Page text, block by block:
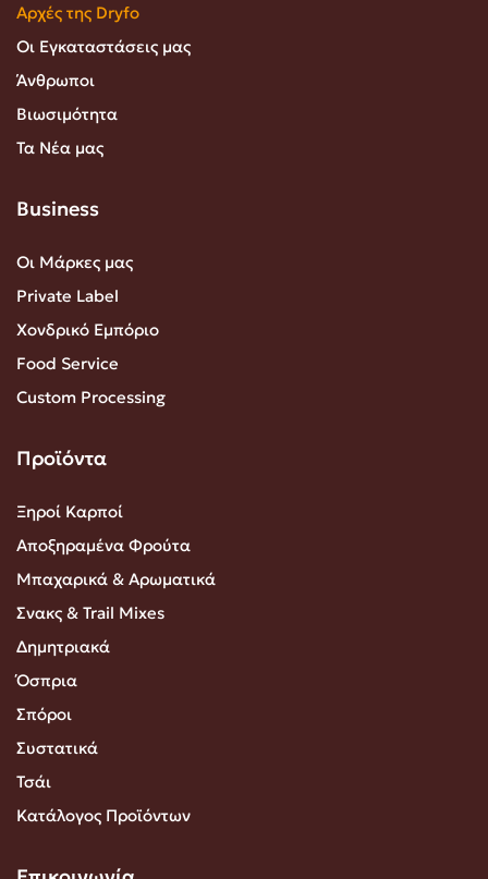
Αρχές της Dryfo
Οι Εγκαταστάσεις μας
Άνθρωποι
Βιωσιμότητα
Τα Νέα μας
Business
Οι Μάρκες μας
Private Label
Χονδρικό Εμπόριο
Food Service
Custom Processing
Προϊόντα
Ξηροί Καρποί
Αποξηραμένα Φρούτα
Μπαχαρικά & Αρωματικά
Σνακς & Trail Mixes
Δημητριακά
Όσπρια
Σπόροι
Συστατικά
Τσάι
Κατάλογος Προϊόντων